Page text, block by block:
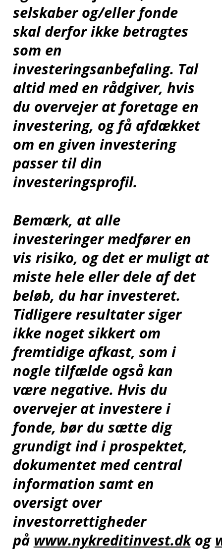
Ændring af dit
samtykke
;
selskaber og/eller fonde
skal derfor ikke betragtes
som en
investeringsanbefaling. Tal
altid med en rådgiver, hvis
du overvejer at foretage en
investering, og få afdækket
om en given investering
passer til din
investeringsprofil.
Bemærk, at alle
investeringer medfører en
vis risiko, og det er muligt at
miste hele eller dele af det
beløb, du har investeret.
Tidligere resultater siger
ikke noget sikkert om
fremtidige afkast, som i
nogle tilfælde også kan
være negative. Hvis du
overvejer at investere i
fonde, bør du sætte dig
grundigt ind i prospektet,
dokumentet med central
information samt en
oversigt over
investorrettigheder
på www.nykreditinvest.dkog